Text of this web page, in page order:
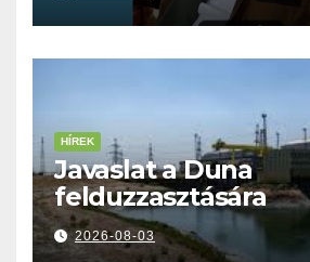
HÍREK
Javaslat a Duna
felduzzasztására
2026-08-03